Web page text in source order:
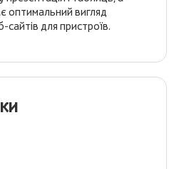
оптимальний вигляд
сайтів для пристроїв.